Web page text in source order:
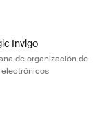
(selected)
Invigo electronic
Invigo
de organización de
Lectro Accessory